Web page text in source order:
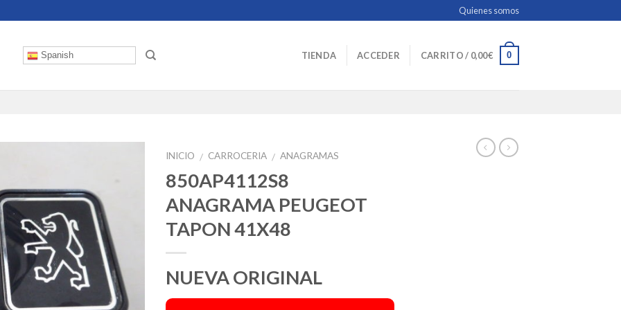
Quienes somos
Spanish TIENDA ACCEDER CARRITO / 0,00€ 0
INICIO / CARROCERIA / ANAGRAMAS
850AP4112S8
ANAGRAMA PEUGEOT
TAPON 41X48
NUEVA ORIGINAL